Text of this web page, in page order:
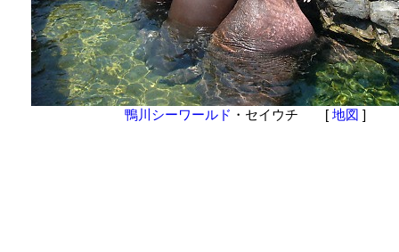
鴨川シーワールド ・セイウチ [ 地図 ]